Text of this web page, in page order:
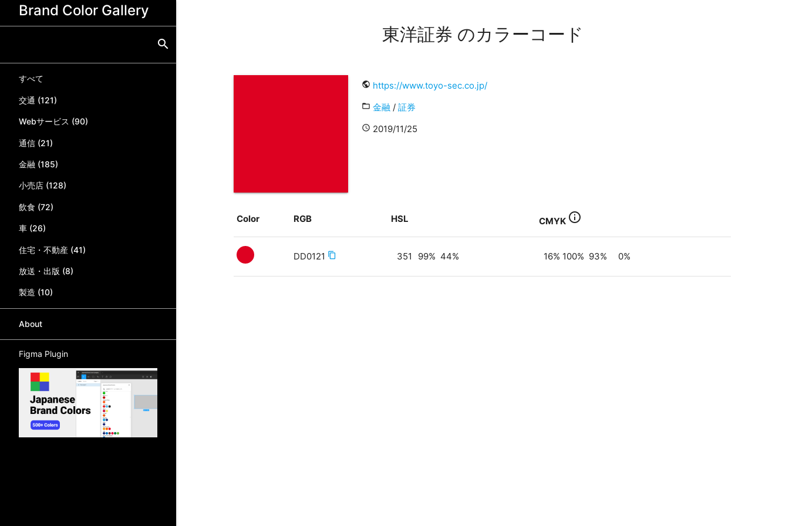
Brand Color Gallery
search
すべて
交通 (121)
Webサービス (90)
通信 (21)
金融 (185)
小売店 (128)
飲食 (72)
車 (26)
住宅・不動産 (41)
放送・出版 (8)
製造 (10)
About
Figma Plugin
東洋証券 のカラーコード
public https://www.toyo-sec.co.jp/
folder_open 金融 / 証券
access_time 2019/11/25
Color RGB HSL CMYK info_outline
DD0121 content_copy 351 99% 44% 16% 100% 93% 0%